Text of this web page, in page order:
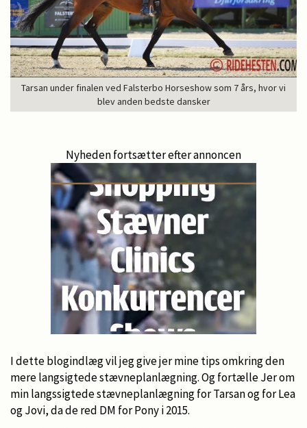
Tarsan under finalen ved Falsterbo Horseshow som 7 års, hvor vi
blev anden bedste dansker
Nyheden fortsætter efter annoncen
I dette blogindlæg vil jeg give jer mine tips omkring den
mere langsigtede stævneplanlægning. Og fortælle Jer om
min langssigtede stævneplanlægning for Tarsan og for Lea
og Jovi, da de red DM for Pony i 2015.